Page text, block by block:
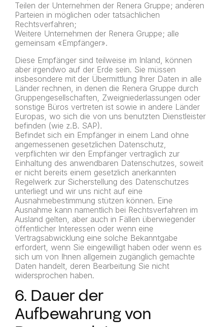
Teilen der Unternehmen der Renera Gruppe; anderen
Parteien in möglichen oder tatsächlichen
Rechtsverfahren;
Weitere Unternehmen der Renera Gruppe; alle
gemeinsam «Empfänger».
Diese Empfänger sind teilweise im Inland, können
aber irgendwo auf der Erde sein. Sie müssen
insbesondere mit der Übermittlung Ihrer Daten in alle
Länder rechnen, in denen die Renera Gruppe durch
Gruppengesellschaften, Zweigniederlassungen oder
sonstige Büros vertreten ist sowie in andere Länder
Europas, wo sich die von uns benutzten Dienstleister
befinden (wie z.B. SAP).
Befindet sich ein Empfänger in einem Land ohne
angemessenen gesetzlichen Datenschutz,
verpflichten wir den Empfänger vertraglich zur
Einhaltung des anwendbaren Datenschutzes, soweit
er nicht bereits einem gesetzlich anerkannten
Regelwerk zur Sicherstellung des Datenschutzes
unterliegt und wir uns nicht auf eine
Ausnahmebestimmung stützen können. Eine
Ausnahme kann namentlich bei Rechtsverfahren im
Ausland gelten, aber auch in Fällen überwiegender
öffentlicher Interessen oder wenn eine
Vertragsabwicklung eine solche Bekanntgabe
erfordert, wenn Sie eingewilligt haben oder wenn es
sich um von Ihnen allgemein zugänglich gemachte
Daten handelt, deren Bearbeitung Sie nicht
widersprochen haben.
6. Dauer der
Aufbewahrung von